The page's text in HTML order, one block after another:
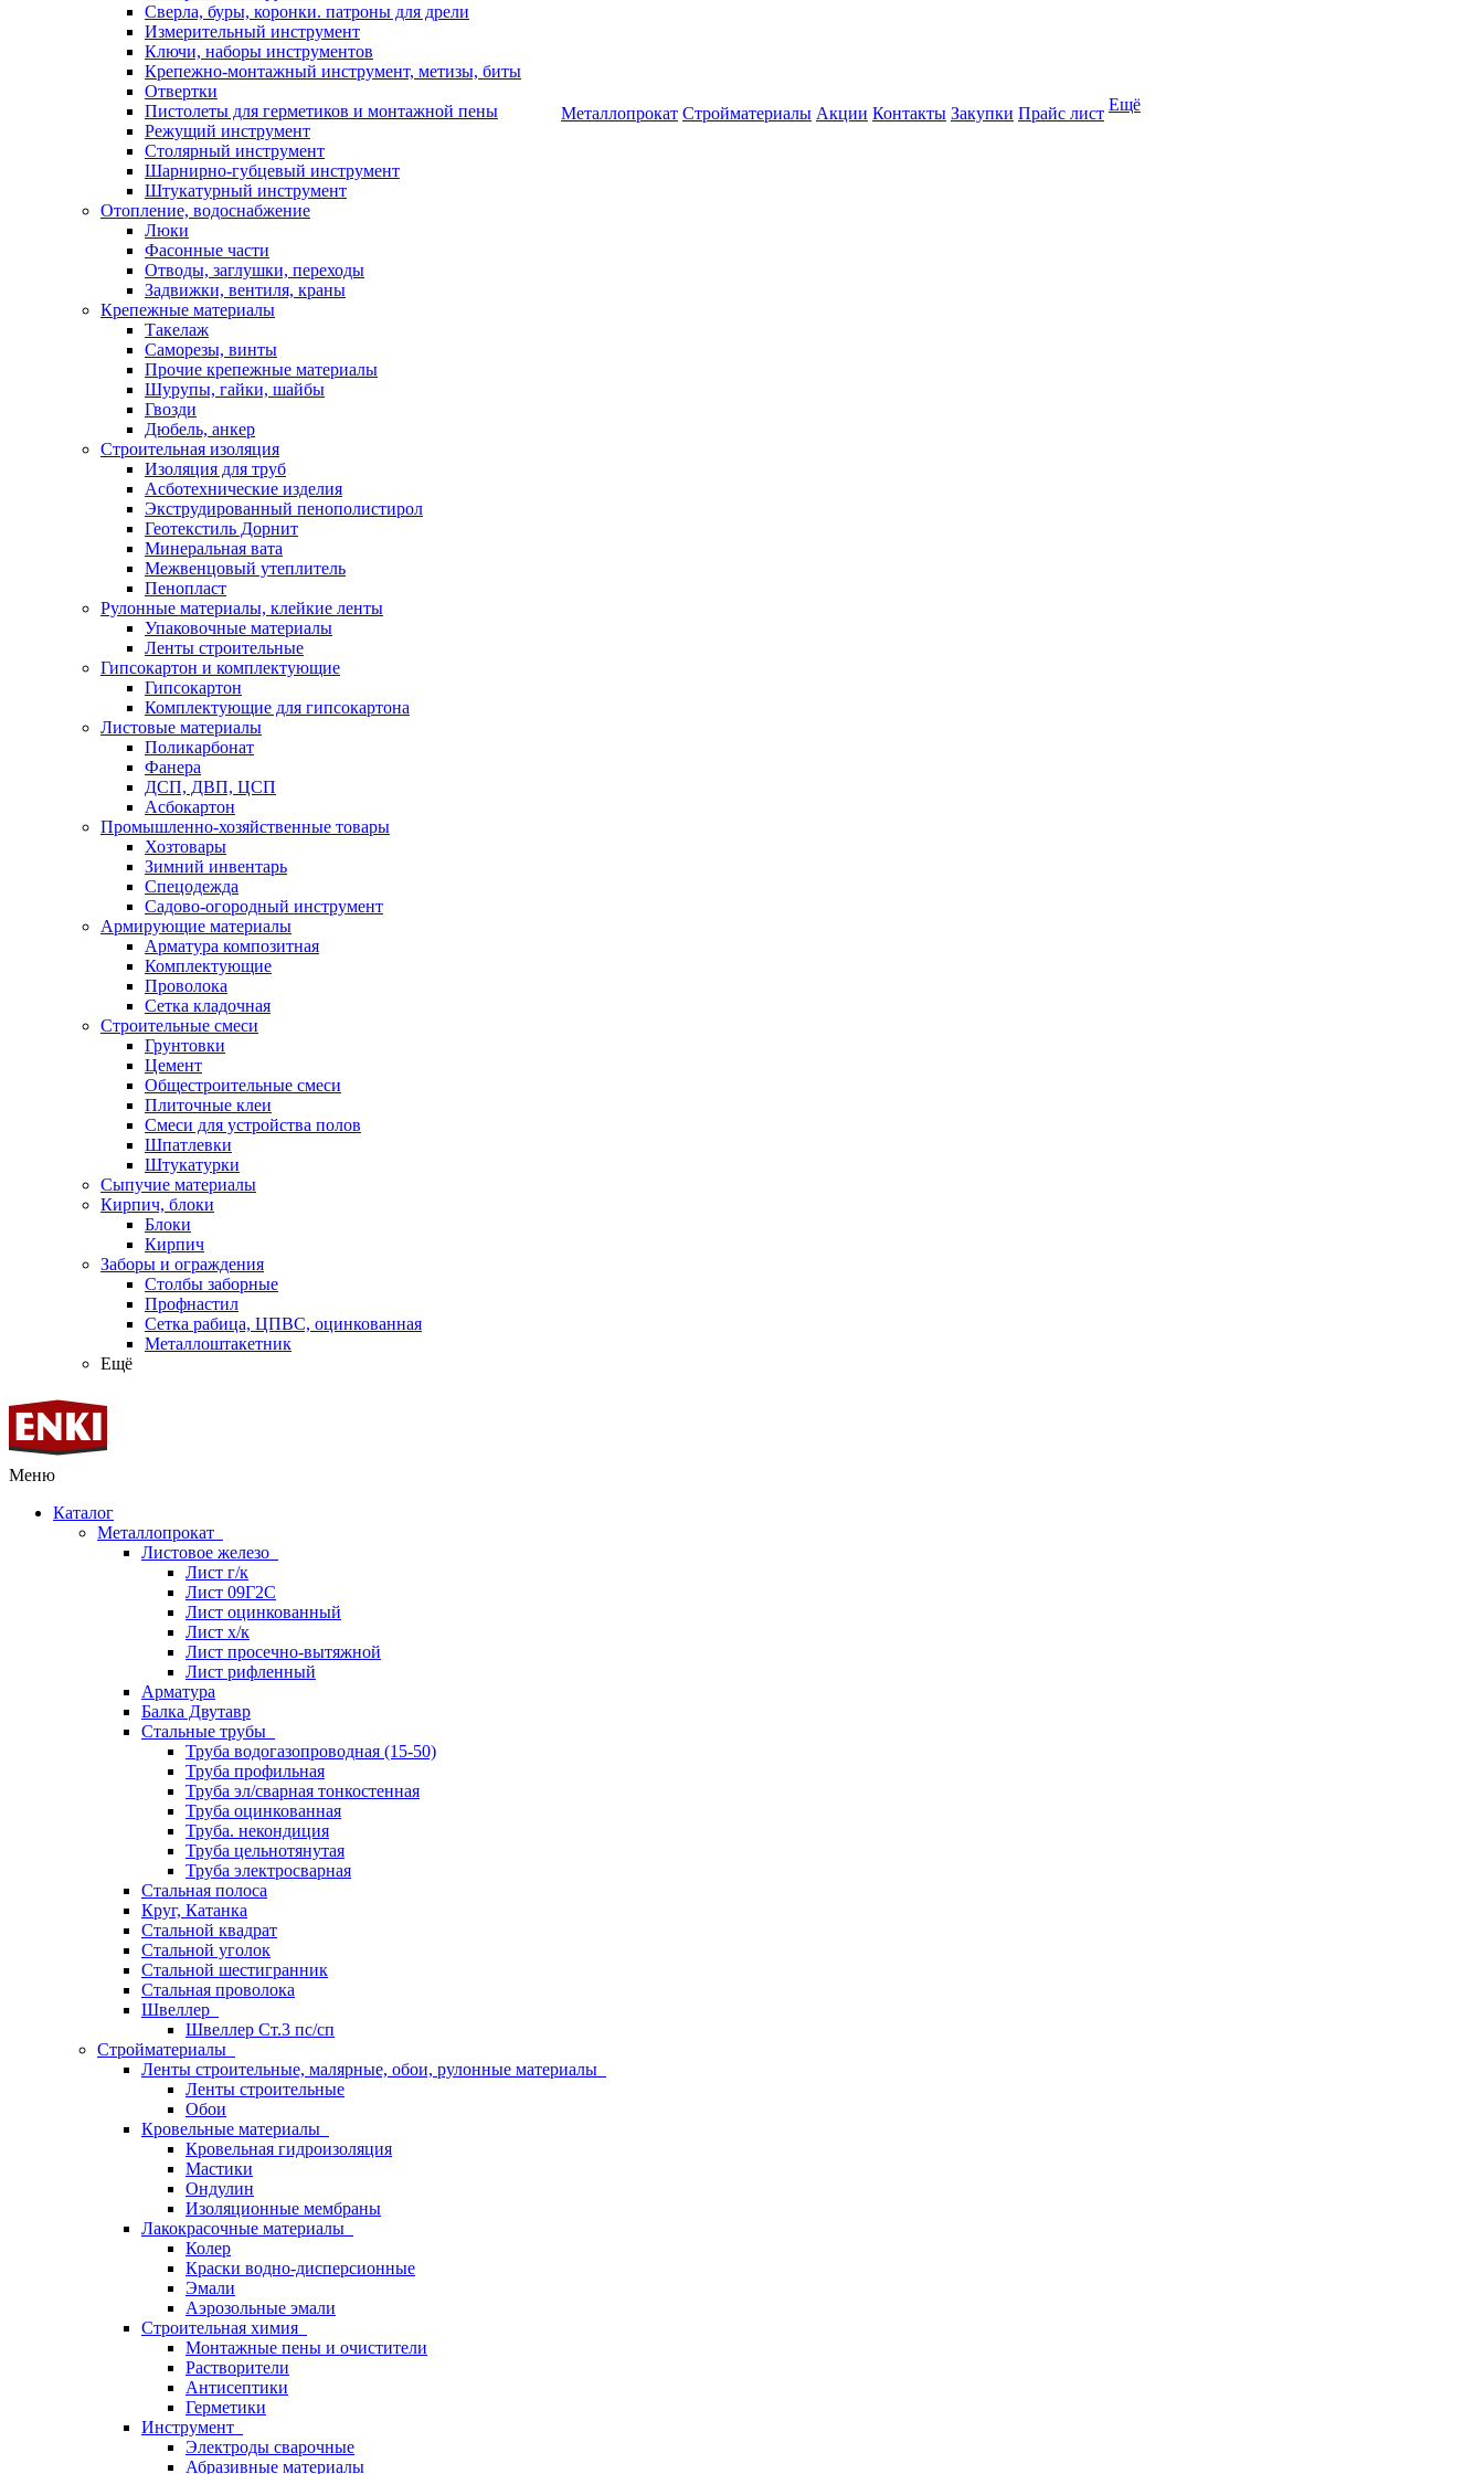
Сверла, буры, коронки. патроны для дрели
Измерительный инструмент
Ключи, наборы инструментов
Крепежно-монтажный инструмент, метизы, биты
Отвертки
Пистолеты для герметиков и монтажной пены
Режущий инструмент
Столярный инструмент
Шарнирно-губцевый инструмент
Штукатурный инструмент
Отопление, водоснабжение
Люки
Фасонные части
Отводы, заглушки, переходы
Задвижки, вентиля, краны
Крепежные материалы
Такелаж
Саморезы, винты
Прочие крепежные материалы
Шурупы, гайки, шайбы
Гвозди
Дюбель, анкер
Строительная изоляция
Изоляция для труб
Асботехнические изделия
Экструдированный пенополистирол
Геотекстиль Дорнит
Минеральная вата
Межвенцовый утеплитель
Пенопласт
Рулонные материалы, клейкие ленты
Упаковочные материалы
Ленты строительные
Гипсокартон и комплектующие
Гипсокартон
Комплектующие для гипсокартона
Листовые материалы
Поликарбонат
Фанера
ДСП, ДВП, ЦСП
Асбокартон
Промышленно-хозяйственные товары
Хозтовары
Зимний инвентарь
Спецодежда
Садово-огородный инструмент
Армирующие материалы
Арматура композитная
Комплектующие
Проволока
Сетка кладочная
Строительные смеси
Грунтовки
Цемент
Общестроительные смеси
Плиточные клеи
Смеси для устройства полов
Шпатлевки
Штукатурки
Сыпучие материалы
Кирпич, блоки
Блоки
Кирпич
Заборы и ограждения
Столбы заборные
Профнастил
Сетка рабица, ЦПВС, оцинкованная
Металлоштакетник
Ещё
Металлопрокат Стройматериалы Акции Контакты Закупки Прайс лист Ещё
Меню
Каталог
Металлопрокат
Листовое железо
Лист г/к
Лист 09Г2С
Лист оцинкованный
Лист х/к
Лист просечно-вытяжной
Лист рифленный
Арматура
Балка Двутавр
Стальные трубы
Труба водогазопроводная (15-50)
Труба профильная
Труба эл/сварная тонкостенная
Труба оцинкованная
Труба. некондиция
Труба цельнотянутая
Труба электросварная
Стальная полоса
Круг, Катанка
Стальной квадрат
Стальной уголок
Стальной шестигранник
Стальная проволока
Швеллер
Швеллер Ст.3 пс/сп
Стройматериалы
Ленты строительные, малярные, обои, рулонные материалы
Ленты строительные
Обои
Кровельные материалы
Кровельная гидроизоляция
Мастики
Ондулин
Изоляционные мембраны
Лакокрасочные материалы
Колер
Краски водно-дисперсионные
Эмали
Аэрозольные эмали
Строительная химия
Монтажные пены и очистители
Растворители
Антисептики
Герметики
Инструмент
Электроды сварочные
Абразивные материалы